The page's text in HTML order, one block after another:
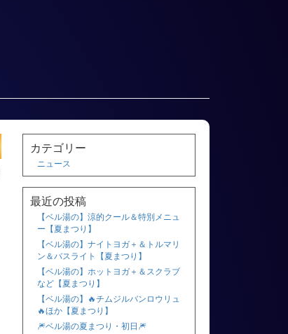
カテゴリー
ニュース
最近の投稿
【ベル湯の】涼的クール＆特別メニュ
ー【夏まつり】
【ベル湯の】ナイトヨガ＋＆トルマリ
ン＆バスライト【夏まつり】
【ベル湯の】ホットヨガ＋＆スクラブ
など【夏まつり】
【ベル湯の】🔥チムジルバンロウリュ
🔥ほか【夏まつり】
🎆ベル湯の夏まつり・初日🎆